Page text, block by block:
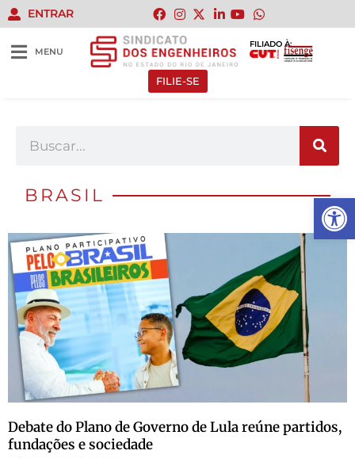
Abrir
ENTRAR
MENU
FILIADO À:
FILIE-SE
BRASIL
Debate do Plano de Governo de Lula reúne partidos,
fundações e sociedade